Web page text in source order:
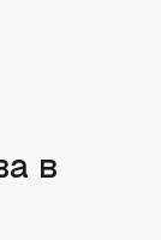
в